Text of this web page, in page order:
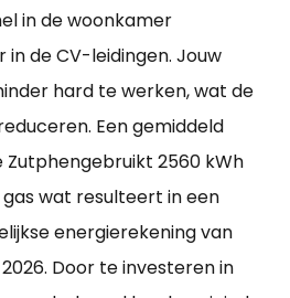
in de woonkamer
de CV-leidingen. Jouw
hard te werken, wat de
Een gemiddeld
Zutphengebruikt 2560 kWh
wat resulteert in een
energierekening van
Door te investeren in